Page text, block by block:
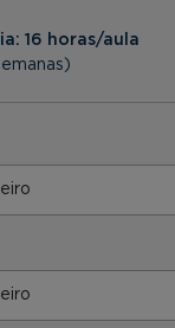
16 horas/aula